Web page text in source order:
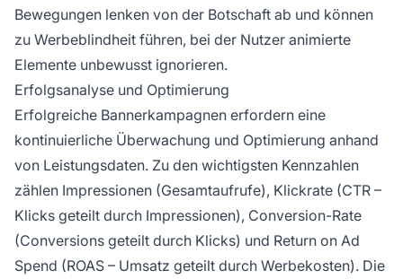
Bewegungen lenken von der Botschaft ab und können
zu Werbeblindheit führen, bei der Nutzer animierte
Elemente unbewusst ignorieren.
Erfolgsanalyse und Optimierung
Erfolgreiche Bannerkampagnen erfordern eine
kontinuierliche Überwachung und Optimierung anhand
von Leistungsdaten. Zu den wichtigsten Kennzahlen
zählen Impressionen (Gesamtaufrufe), Klickrate (CTR –
Klicks geteilt durch Impressionen), Conversion-Rate
(Conversions geteilt durch Klicks) und Return on Ad
Spend (ROAS – Umsatz geteilt durch Werbekosten). Die